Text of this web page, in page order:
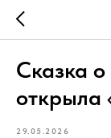
Сказка
открыла
29.05.2026